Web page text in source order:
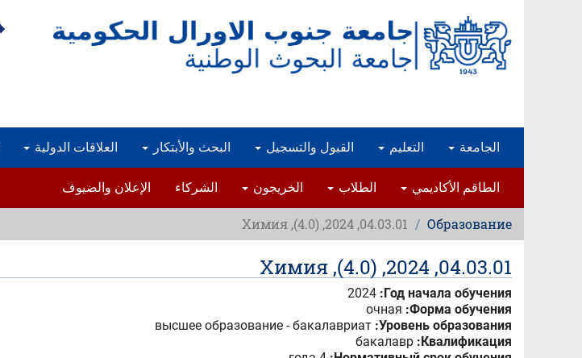
الجامعة التعليم القبول والتسجيل البحث والأبتكار العلاقات الدولية
الطاقم الأكاديمي الطلاب الخريجون الشركاء الإعلان والضيوف
Образование
04.03.01, 2024, (4.0), Химия
04.03.01, 2024, (4.0), Химия
Год начала обучения:
2024
Форма обучения:
очная
Уровень образования:
высшее образование - бакалавриат
Квалификация:
бакалавр